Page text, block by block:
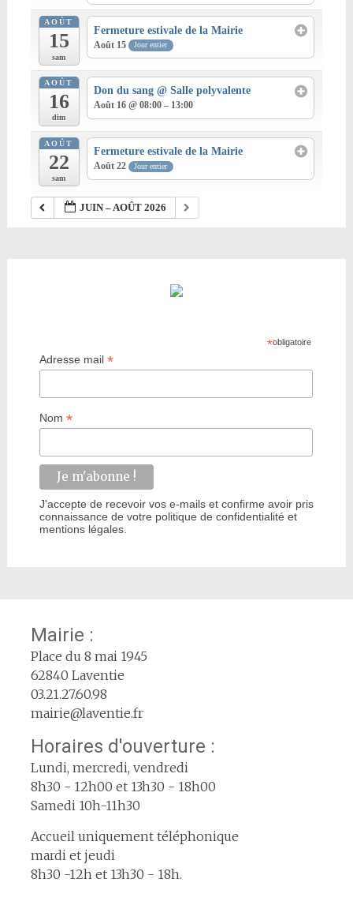
AOÛT
15
sam
Fermeture estivale de la Mairie
Août 15 Jour entier
AOÛT
16
dim
Don du sang@ Salle polyvalente
Août 16 @ 08:00 – 13:00
AOÛT
22
sam
Fermeture estivale de la Mairie
Août 22 Jour entier
JUIN – AOÛT 2026
*obligatoire
Adresse mail*
Nom*
J'accepte de recevoir vos e-mails et confirme avoir pris
connaissance de votre politique de confidentialité et
mentions légales.
Mairie :
Place du 8 mai 1945
62840 Laventie
03.21.27.60.98
mairie@laventie.fr
Horaires d'ouverture :
Lundi, mercredi, vendredi
8h30 - 12h00 et 13h30 - 18h00
Samedi 10h-11h30
Accueil uniquement téléphonique
mardi et jeudi
8h30 -12h et 13h30 - 18h.